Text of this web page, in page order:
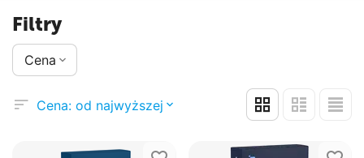
Filtry
Cena
Cena: od najwyższej